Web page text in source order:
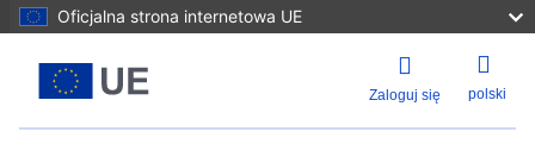
Oficjalna strona internetowa UE
Zaloguj się polski